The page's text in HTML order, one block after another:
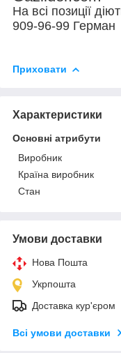
На всі позиції
909-96-99 Герман
Приховати
Характеристики
Основні атрибути
Виробник
Країна виробник
Стан
Умови доставки
Нова Пошта
Укрпошта
Доставка кур'єром
Всі умови доставки